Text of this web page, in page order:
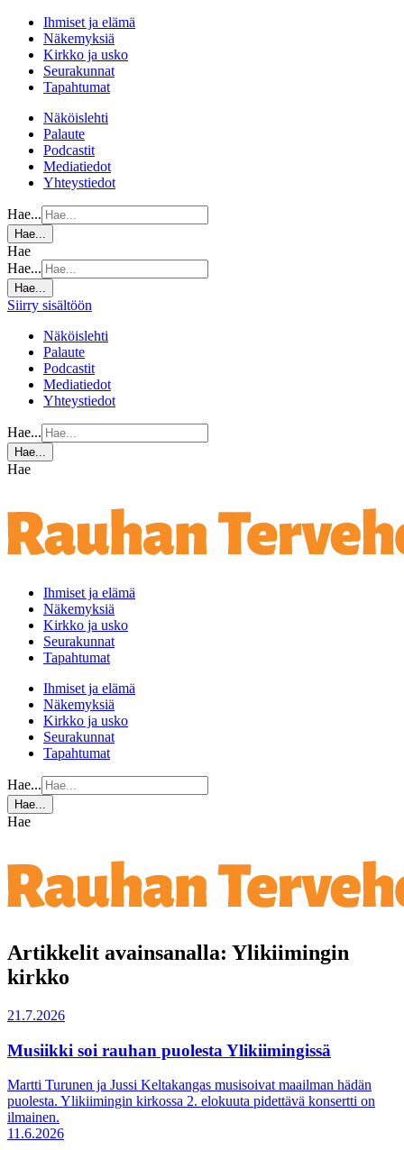
Ihmiset ja elämä
Näkemyksiä
Kirkko ja usko
Seurakunnat
Tapahtumat
Näköislehti
Palaute
Podcastit
Mediatiedot
Yhteystiedot
Hae...
Hae...
Hae
Hae...
Hae...
Siirry sisältöön
Näköislehti
Palaute
Podcastit
Mediatiedot
Yhteystiedot
Hae...
Hae...
Hae
Ihmiset ja elämä
Näkemyksiä
Kirkko ja usko
Seurakunnat
Tapahtumat
Ihmiset ja elämä
Näkemyksiä
Kirkko ja usko
Seurakunnat
Tapahtumat
Hae...
Hae...
Hae
Artikkelit avainsanalla: Ylikiimingin
kirkko
21.7.2026
Musiikki soi rauhan puolesta Ylikiimingissä
Martti Turunen ja Jussi Keltakangas musisoivat maailman hädän
puolesta. Ylikiimingin kirkossa 2. elokuuta pidettävä konsertti on
ilmainen.
11.6.2026